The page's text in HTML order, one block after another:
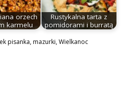
orzech
karmelu
Rustykalna tarta z
pomidorami i burratą
pisanka,mazurki,Wielkanoc